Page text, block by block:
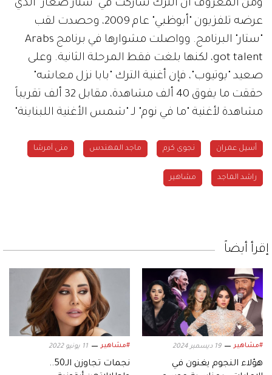
ومن المعروف أن الترك شاركت في "ستار صغار" الذي
عرضه تلفزيون "أبوظبي" عام 2009، وحصدت لقب
"ستار" البرنامج. وواصلت مشوارها في برنامج Arabs
got talent، لكنها بلغت فقط المرحلة الثانية. وعلى
صعيد "يوتيوب"، فإن أغنية الترك "بابا نزل معاشه"
حققت ما يفوق 40 ألف مشاهدة، مقابل 32 ألف تقريباً
مشاهدة لأغنية "ما في نوم" لـ "شمس الأغنية اللبناينة"
أسيل عمران نجوى كرم ماجد المهندس منى آمرشا
راشد الماجد مشاهير
إقرأ أيضاً
#مشاهير 19 ديسمبر 2024
هؤلاء النجوم يغنون في
#مشاهير 11 يونيو 2022
نجمات تجاوزن الـ50..